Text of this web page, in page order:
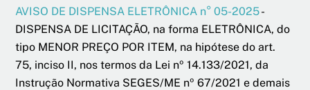
AVISO DE DISPENSA ELETRÔNICA n° 05-2025-
DISPENSA DE LICITAÇÃO, na forma ELETRÔNICA, do
tipo MENOR PREÇO POR ITEM, na hipótese do art.
75, inciso II, nos termos da Lei nº 14.133/2021, da
Instrução Normativa SEGES/ME nº 67/2021 e demais